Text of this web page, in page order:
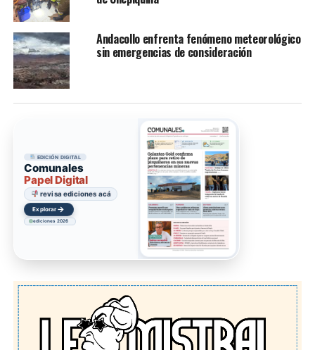
Andacollo enfrenta fenómeno meteorológico
sin emergencias de consideración
EDICIÓN DIGITAL
Comunales
Papel Digital
revisa ediciones acá
Explorar →
ediciones 2026